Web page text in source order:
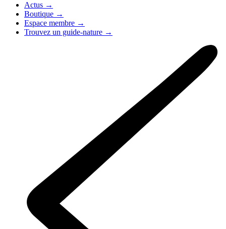
Actus →
Boutique →
Espace membre →
Trouvez un guide-nature →